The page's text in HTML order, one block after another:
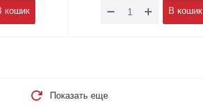
кошик В кошик
Показать еще